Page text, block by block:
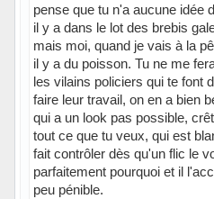
pense que tu n'a aucune idée
il y a dans le lot des brebis
mais moi, quand je vais à la
il y a du poisson. Tu ne me
les vilains policiers qui te font
faire leur travail, on en a bien
qui a un look pas possible,
tout ce que tu veux, qui est
fait contrôler dès qu'un flic le
parfaitement pourquoi et il
peu pénible.